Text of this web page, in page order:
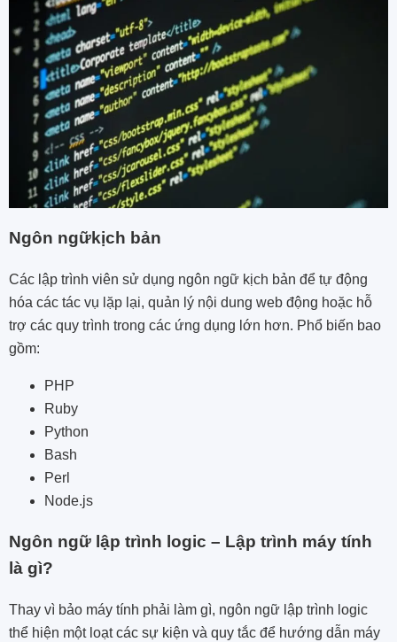
Ngôn ngữkịch bản
Các lập trình viên sử dụng ngôn ngữ kịch bản để tự động
hóa các tác vụ lặp lại, quản lý nội dung web động hoặc hỗ
trợ các quy trình trong các ứng dụng lớn hơn. Phổ biến bao
gồm:
PHP
Ruby
Python
Bash
Perl
Node.js
Ngôn ngữ lập trình logic – Lập trình máy tính
là gì?
Thay vì bảo máy tính phải làm gì, ngôn ngữ lập trình logic
thể hiện một loạt các sự kiện và quy tắc để hướng dẫn máy